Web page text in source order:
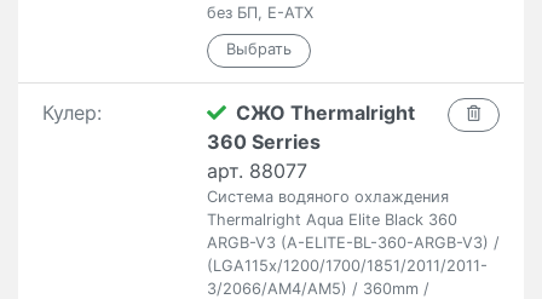
без БП, E-ATX
Кулер:
СЖО Thermalright
360 Serries
арт. 88077
Система водяного охлаждения
Thermalright Aqua Elite Black 360
ARGB-V3 (A-ELITE-BL-360-ARGB-V3) /
(LGA115x/1200/1700/1851/2011/2011-
3/2066/AM4/AM5) / 360mm /